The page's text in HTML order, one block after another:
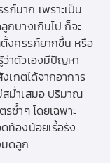
มาก เพราะเป็น
บางเกินไป ก็จะ
ตั้งครรภ์ยากขึ้น หรือ
าตัวเองมีปัญหา
เกตได้จากอาการ
สม่ำเสมอ ปริมาณ
ซ้ำๆ โดยเฉพาะ
ท้องน้อยเรื้อรัง
ดลูก